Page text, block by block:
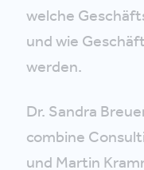
welche
und wie
werden.
Dr. Sandra
combine
und Martin